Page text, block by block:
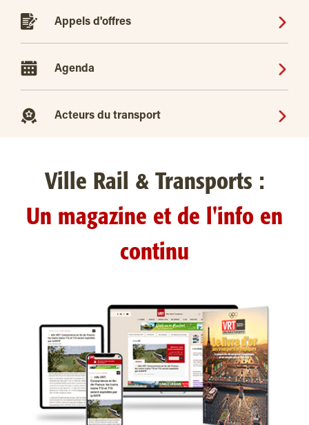
Appels d'offres
Agenda
Acteurs du transport
Ville Rail & Transports :
Un magazine et de l'info en
continu